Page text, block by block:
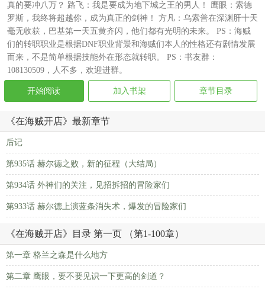
真的要冲八万？ 路飞：我是要成为地下城之王的男人！ 鹰眼：索德
罗斯，我终将超越你，成为真正的剑神！ 方凡：乌索普在深渊肝十天
毫无收获，巴基第一天五黄齐闪，他们都有光明的未来。 PS：海贼
们的转职职业是根据DNF职业背景和海贼们本人的性格还有剧情发展
而来，不是简单根据技能外在形态就转职。 PS：书友群：
108130509，人不多，欢迎进群。
开始阅读 加入书架 章节目录
《在海贼开店》最新章节
后记
第935话 赫尔德之败，新的征程（大结局）
第934话 外神们的关注，见招拆招的冒险家们
第933话 赫尔德上演蓝条消失术，爆发的冒险家们
《在海贼开店》目录 第一页 （第1-100章）
第一章 格兰之森是什么地方
第二章 鹰眼，要不要见识一下更高的剑道？